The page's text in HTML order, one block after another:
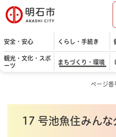
明石市
安全・安心 くらし・手続き
観光・文化・スポ
ーツ
まちづくり・環境
ページ番
17 号池魚住みんな